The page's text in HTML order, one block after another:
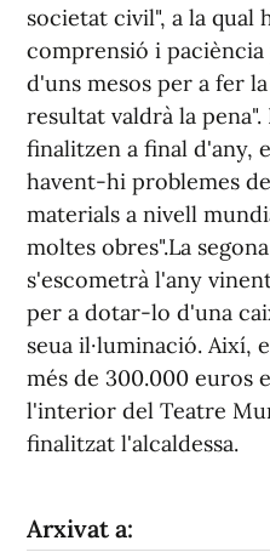
societat civil", a la qual
comprensió i paciència
d'uns mesos per a fer
resultat valdrà la pena".
finalitzen a final d'any,
havent-hi problemes
materials a nivell
moltes obres".La
s'escometrà l'any
per a dotar-lo d'una
seua il·luminació. Així,
més de 300.000 euros
l'interior del Teatre
finalitzat l'alcaldessa.
Arxivat a: